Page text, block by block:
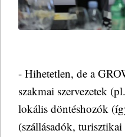
- Hihetetlen, de a
szakmai szervezetek
lokális döntéshozók
(szállásadók,